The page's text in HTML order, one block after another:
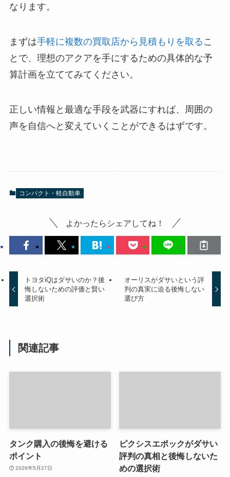
なります。
まずは手軽に複数の買取店から見積もりを取る こ
とで、理想のアクアを手にするための具体的な予
算計画を立ててみてください。
正しい情報と最適な手段を武器にすれば、周囲の
声を自信へと変えていくことができるはずです。
コンパクト・軽自動車
よかったらシェアしてね！
トヨタiQはダサいのか？後
悔しないための評価と賢い
選択術
オーリスがダサいという評
判の真実に迫る後悔しない
選び方
関連記事
タンク購入の後悔を避ける
ポイント
2026年5月27日
ピクシスエポックがダサい
評判の真相と後悔しないた
めの選択術